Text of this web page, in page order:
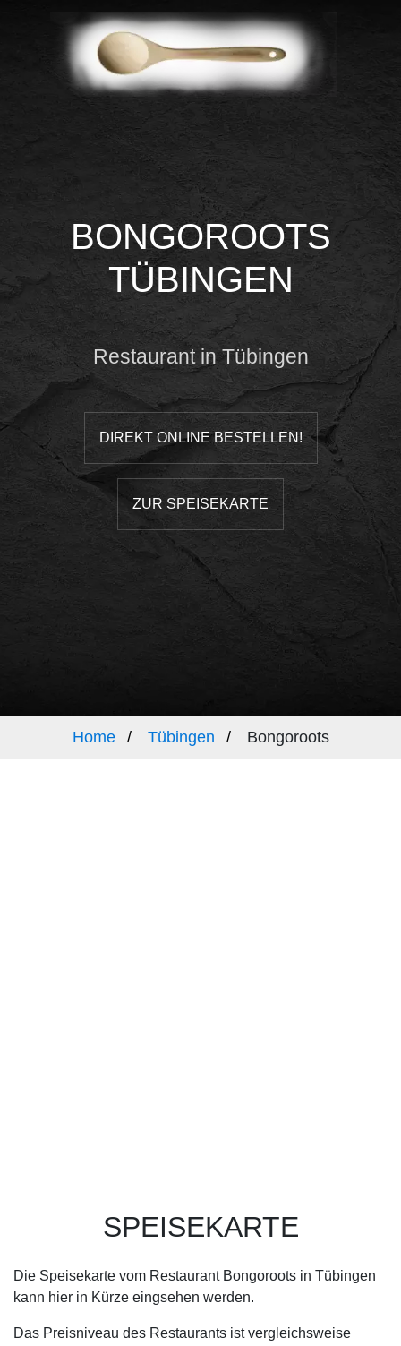
BONGOROOTS
TÜBINGEN
Restaurant in Tübingen
DIREKT ONLINE BESTELLEN!
ZUR SPEISEKARTE
Home Tübingen Bongoroots
SPEISEKARTE
Die Speisekarte vom Restaurant Bongoroots in Tübingen
kann hier in Kürze eingsehen werden.
Das Preisniveau des Restaurants ist vergleichsweise